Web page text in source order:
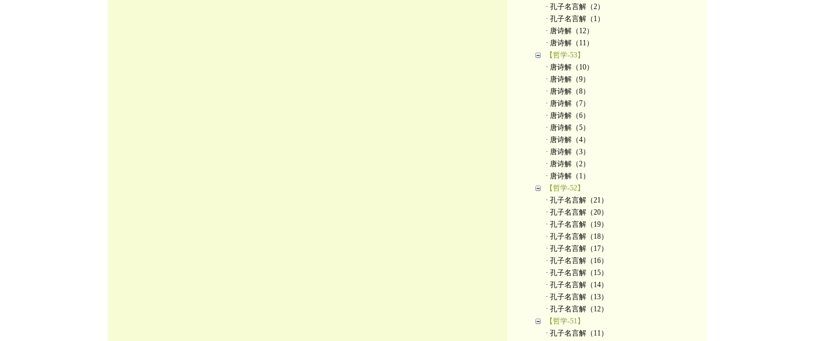
· 孔子名言解（2）
· 孔子名言解（1）
· 唐诗解（12）
· 唐诗解（11）
【哲学-53】
· 唐诗解（10）
· 唐诗解（9）
· 唐诗解（8）
· 唐诗解（7）
· 唐诗解（6）
· 唐诗解（5）
· 唐诗解（4）
· 唐诗解（3）
· 唐诗解（2）
· 唐诗解（1）
【哲学-52】
· 孔子名言解（21）
· 孔子名言解（20）
· 孔子名言解（19）
· 孔子名言解（18）
· 孔子名言解（17）
· 孔子名言解（16）
· 孔子名言解（15）
· 孔子名言解（14）
· 孔子名言解（13）
· 孔子名言解（12）
【哲学-51】
· 孔子名言解（11）